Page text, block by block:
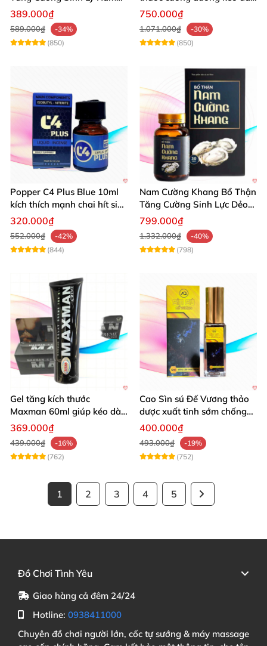
Hỗ Trợ Mạnh
389.000₫
589.000₫
-34%
(850)
thời gian hiệu quả cho Nam
750.000₫
1.071.000₫
-30%
(850)
Popper C4 Plus Blue 10ml
kích thích mạnh chai hít siêu
đỉnh
320.000₫
552.000₫
-42%
(844)
Nam Cường Khang Bổ Thận
Tăng Cường Sinh Lực Dẻo
Dai Mạnh Mẽ
799.000₫
1.332.000₫
-40%
(798)
Gel tăng kích thước
Maxman 60ml giúp kéo dài
thời gian quan hệ hiệu quả
369.000₫
439.000₫
-16%
(762)
Cao Sìn sú Đế Vương thảo
dược xuất tinh sớm chống
hiệu quả nhất
400.000₫
493.000₫
-19%
(752)
1 2 3 4 5
Đồ Chơi Tình Yêu
Giao hàng cả đêm 24/24
Hotline: 0938411000
Chuyên đồ chơi người lớn, cốc tự sướng & máy massage